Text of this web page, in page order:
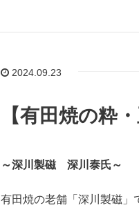
2024.09.23
【有田焼の粋
～深川製磁 深川泰氏～
有田焼の老舗「深川製磁」